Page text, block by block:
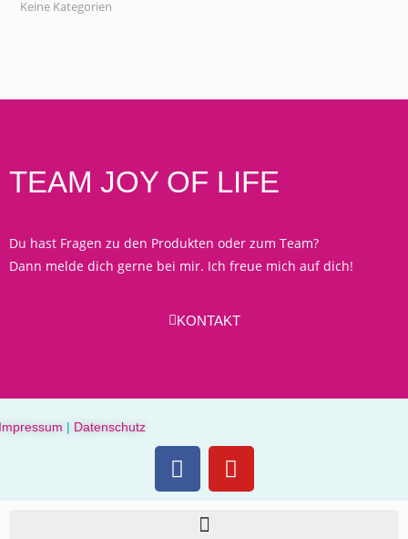
Keine Kategorien
TEAM JOY OF LIFE
Du hast Fragen zu den Produkten oder zum Team?
Dann melde dich gerne bei mir. Ich freue mich auf dich!
KONTAKT
| Datenschutz